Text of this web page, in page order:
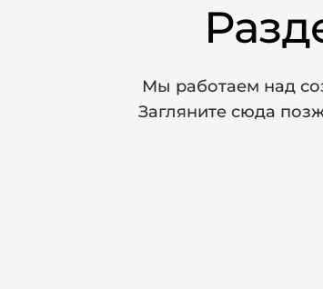
Мы работаем над
Загляните сюда